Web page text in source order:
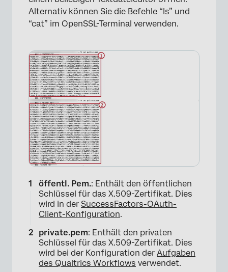
Alternativ können Sie die Befehle “ls” und
“cat” im OpenSSL-Terminal verwenden.
öffentl. Pem.: Enthält den öffentlichen
Schlüssel für das X.509-Zertifikat. Dies
wird in der SuccessFactors-OAuth-
Client-Konfiguration.
private.pem: Enthält den privaten
Schlüssel für das X.509-Zertifikat. Dies
wird bei der Konfiguration der Aufgaben
des Qualtrics Workflows verwendet.